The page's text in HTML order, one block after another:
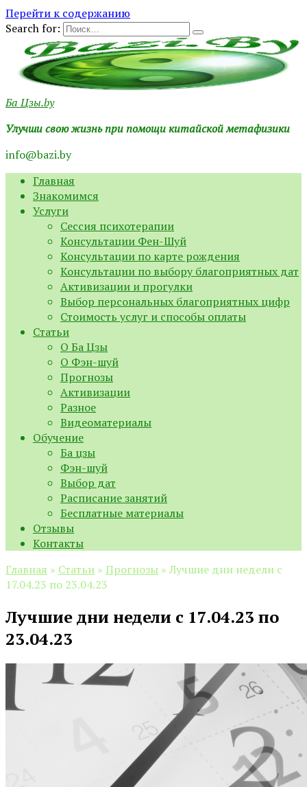
Перейти к содержанию
Search for:
Ба Цзы.by
Улучши свою жизнь при помощи китайской метафизики
info@bazi.by
Главная
Знакомимся
Услуги
Сессия психотерапии
Консультации Фен-Шуй
Консультации по карте рождения
Консультации по выбору благоприятных дат
Активизации и прогулки
Выбор персональных благоприятных цифр
Стоимость услуг и способы оплаты
Статьи
О Ба Цзы
О Фэн-шуй
Прогнозы
Активизации
Разное
Видеоматериалы
Обучение
Ба цзы
Фэн-шуй
Выбор дат
Расписание занятий
Бесплатные материалы
Отзывы
Контакты
Главная » Статьи » Прогнозы » Лучшие дни недели с
17.04.23 по 23.04.23
Лучшие дни недели с 17.04.23 по
23.04.23